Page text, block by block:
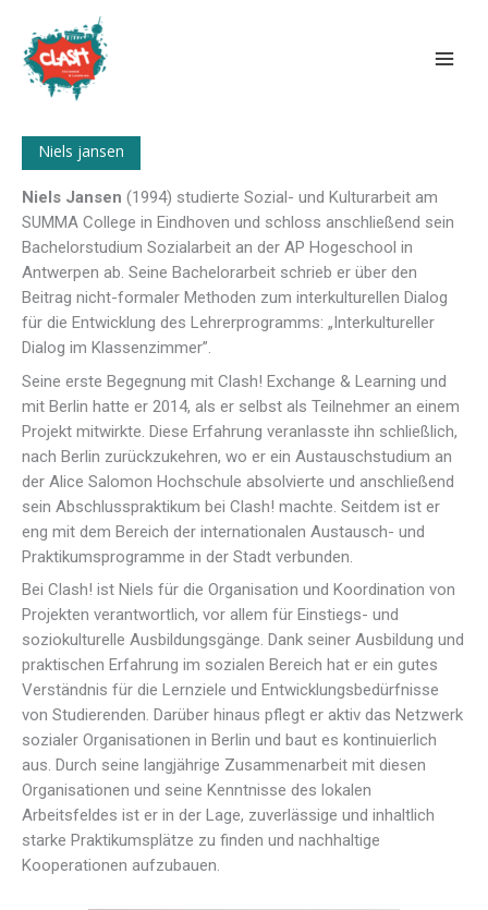
Inhalt
springen
Niels jansen
Niels Jansen (1994) studierte Sozial- und Kulturarbeit am
SUMMA College in Eindhoven und schloss anschließend sein
Bachelorstudium Sozialarbeit an der AP Hogeschool in
Antwerpen ab. Seine Bachelorarbeit schrieb er über den
Beitrag nicht-formaler Methoden zum interkulturellen Dialog
für die Entwicklung des Lehrerprogramms: „Interkultureller
Dialog im Klassenzimmer”.
Seine erste Begegnung mit Clash! Exchange & Learning und
mit Berlin hatte er 2014, als er selbst als Teilnehmer an einem
Projekt mitwirkte. Diese Erfahrung veranlasste ihn schließlich,
nach Berlin zurückzukehren, wo er ein Austauschstudium an
der Alice Salomon Hochschule absolvierte und anschließend
sein Abschlusspraktikum bei Clash! machte. Seitdem ist er
eng mit dem Bereich der internationalen Austausch- und
Praktikumsprogramme in der Stadt verbunden.
Bei Clash! ist Niels für die Organisation und Koordination von
Projekten verantwortlich, vor allem für Einstiegs- und
soziokulturelle Ausbildungsgänge. Dank seiner Ausbildung und
praktischen Erfahrung im sozialen Bereich hat er ein gutes
Verständnis für die Lernziele und Entwicklungsbedürfnisse
von Studierenden. Darüber hinaus pflegt er aktiv das Netzwerk
sozialer Organisationen in Berlin und baut es kontinuierlich
aus. Durch seine langjährige Zusammenarbeit mit diesen
Organisationen und seine Kenntnisse des lokalen
Arbeitsfeldes ist er in der Lage, zuverlässige und inhaltlich
starke Praktikumsplätze zu finden und nachhaltige
Kooperationen aufzubauen.